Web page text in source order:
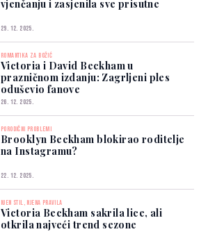
vjenčanju i zasjenila sve prisutne
29. 12. 2025.
ROMANTIKA ZA BOŽIĆ
Victoria i David Beckham u
prazničnom izdanju: Zagrljeni ples
oduševio fanove
26. 12. 2025.
PORODIČNI PROBLEMI
Brooklyn Beckham blokirao roditelje
na Instagramu?
22. 12. 2025.
NJEN STIL, NJENA PRAVILA
Victoria Beckham sakrila lice, ali
otkrila najveći trend sezone